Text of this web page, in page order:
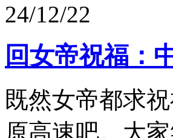
24/12/22
回女帝祝福：
既然女帝都求
原高速吧。大